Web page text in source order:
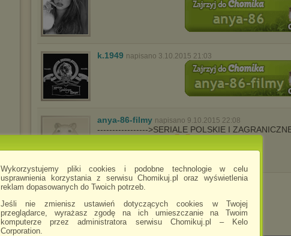
Wykorzystujemy pliki cookies i podobne technologie w celu
usprawnienia korzystania z serwisu Chomikuj.pl oraz wyświetlenia
reklam dopasowanych do Twoich potrzeb.
Jeśli nie zmienisz ustawień dotyczących cookies w Twojej
przeglądarce, wyrażasz zgodę na ich umieszczanie na Twoim
komputerze przez administratora serwisu Chomikuj.pl – Kelo
Corporation.
k.1949 napisano 3.10.2015 21:03
anya-86-filmy napisano 9.10.2015 22:08
----------------->SERIALE POLSKIE I
wert4y78uytrew napisano 17.10.2015 21:22